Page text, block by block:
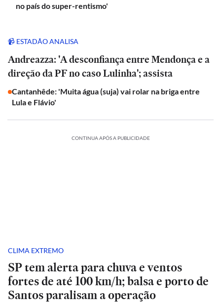
no país do super-rentismo'
📹 ESTADÃO ANALISA
Andreazza: 'A desconfiança entre Mendonça e a
direção da PF no caso Lulinha'; assista
Cantanhêde: 'Muita água (suja) vai rolar na briga entre
Lula e Flávio'
CONTINUA APÓS A PUBLICIDADE
CLIMA EXTREMO
SP tem alerta para chuva e ventos
fortes de até 100 km/h; balsa e porto de
Santos paralisam a operação